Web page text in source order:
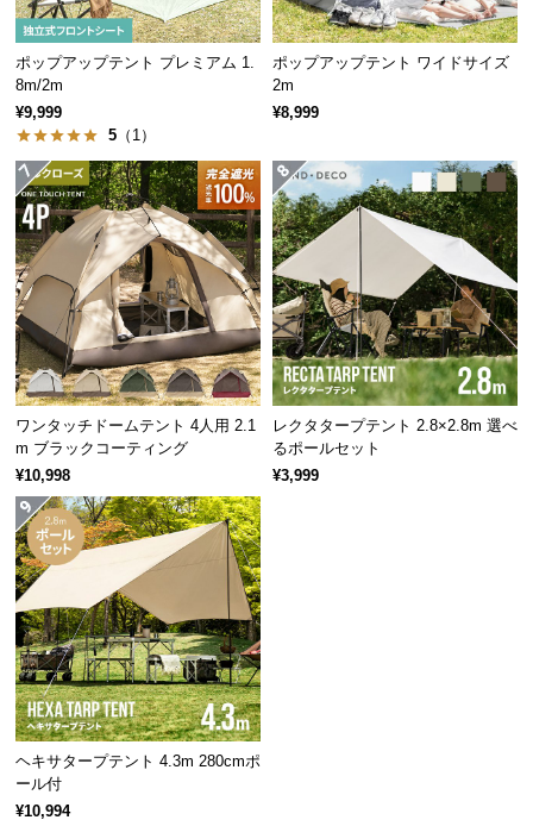
証
に
つ
て
会
員
規
い
て
サ
ポ
ー
ト
お
知
ら
ポップアップテント プレミアム 1.
8m/2m
¥9,999
5 （1）
ポップアップテント ワイドサイズ
2m
¥8,999
ワンタッチドームテント 4人用 2.1
m ブラックコーティング
¥10,998
レクタタープテント 2.8×2.8m 選べ
るポールセット
¥3,999
ヘキサタープテント 4.3m 280cmポ
ール付
¥10,994